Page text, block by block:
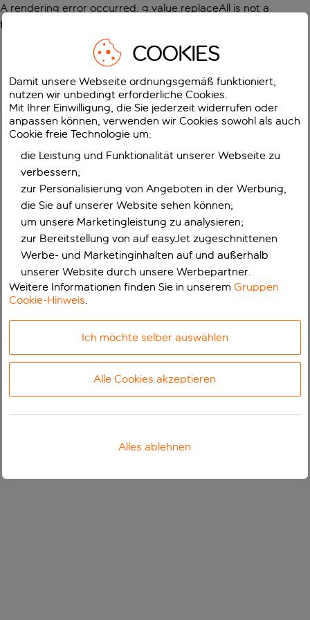
A rendering error occurred: g.value.replaceAll is not a
function
COOKIES
Damit unsere Webseite ordnungsgemäß funktioniert,
nutzen wir unbedingt erforderliche Cookies.
Mit Ihrer Einwilligung, die Sie jederzeit widerrufen oder
anpassen können, verwenden wir Cookies sowohl als auch
Cookie freie Technologie um:
die Leistung und Funktionalität unserer Webseite zu
verbessern;
zur Personalisierung von Angeboten in der Werbung,
die Sie auf unserer Website sehen können;
um unsere Marketingleistung zu analysieren;
zur Bereitstellung von auf easyJet zugeschnittenen
Werbe- und Marketinginhalten auf und außerhalb
unserer Website durch unsere Werbepartner.
Weitere Informationen finden Sie in unseremGruppen
Cookie-Hinweis.
Ich möchte selber auswählen
Alle Cookies akzeptieren
Alles ablehnen